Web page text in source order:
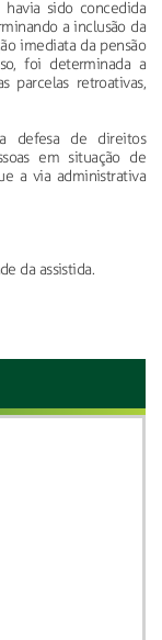
sido concedida
a inclusão da
imediata da pensão
foi determinada a
parcelas retroativas,
defesa de direitos
em situação de
a via administrativa
da assistida.